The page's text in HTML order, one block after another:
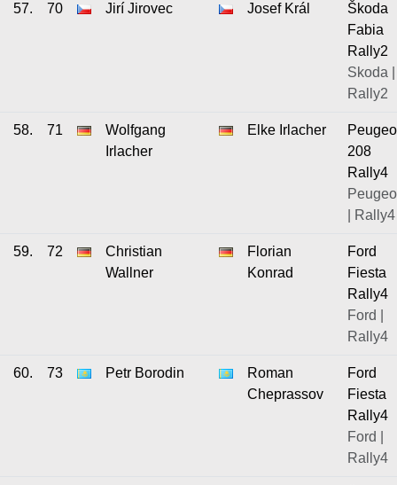
57. 70 Jirí Jirovec Josef Král
Škoda
Fabia
Rally2
Skoda |
Rally2
58. 71
Wolfgang
Irlacher
Elke Irlacher
208
Rally4
| Rally4
59. 72
Christian
Wallner
Florian
Konrad
Ford
Fiesta
Rally4
Ford |
Rally4
60. 73 Petr Borodin
Roman
Cheprassov
Ford
Fiesta
Rally4
Ford |
Rally4